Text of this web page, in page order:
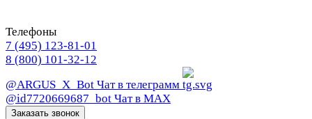
Телефоны
7 (495) 123-81-01
8 (800) 101-32-12
@ARGUS_X_Bot Чат в телеграмм
@id7720669687_bot Чат в МАХ
Заказать звонок